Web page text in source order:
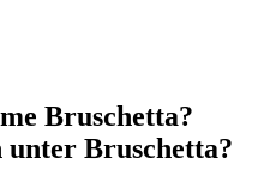
Bruschetta?
unter Bruschetta?